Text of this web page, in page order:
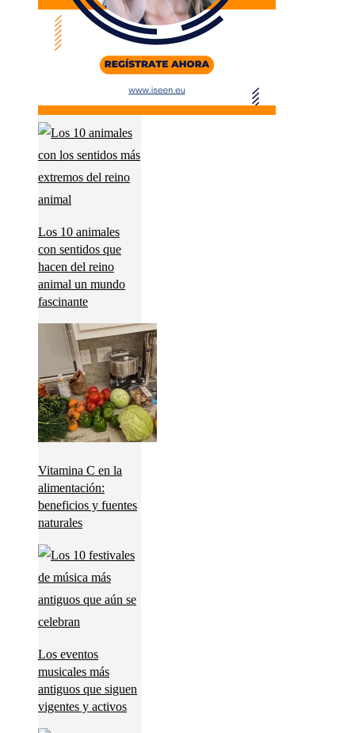
Los 10 animales
con sentidos que
hacen del reino
animal un mundo
fascinante
Vitamina C en la
alimentación:
beneficios y fuentes
naturales
Los eventos
musicales más
antiguos que siguen
vigentes y activos